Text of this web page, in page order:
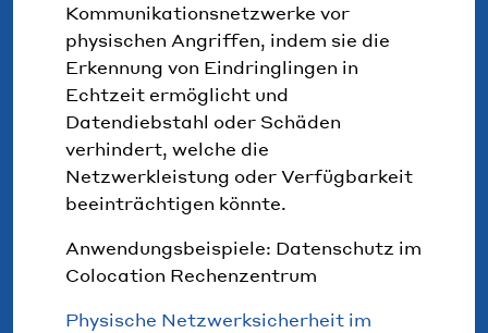
Kommunikationsnetzwerke vor
physischen Angriffen, indem sie die
Erkennung von Eindringlingen in
Echtzeit ermöglicht und
Datendiebstahl oder Schäden
verhindert, welche die
Netzwerkleistung oder Verfügbarkeit
beeinträchtigen könnte.
Anwendungsbeispiele: Datenschutz im
Colocation Rechenzentrum
Physische Netzwerksicherheit im